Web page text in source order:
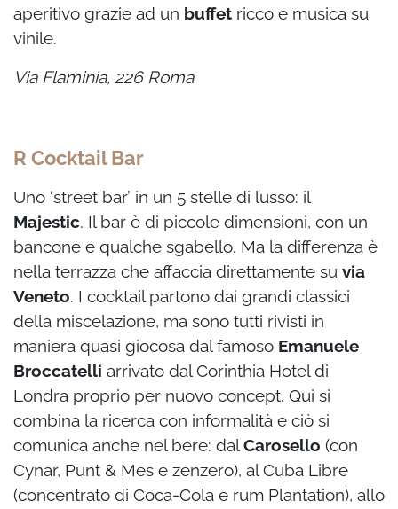
aperitivo grazie ad un buffet ricco e musica su
vinile.
Via Flaminia, 226 Roma
R Cocktail Bar
Uno ‘street bar’ in un 5 stelle di lusso: il
Majestic. Il bar è di piccole dimensioni, con un
bancone e qualche sgabello. Ma la differenza è
nella terrazza che affaccia direttamente su via
Veneto. I cocktail partono dai grandi classici
della miscelazione, ma sono tutti rivisti in
maniera quasi giocosa dal famoso Emanuele
Broccatelli arrivato dal Corinthia Hotel di
Londra proprio per nuovo concept. Qui si
combina la ricerca con informalità e ciò si
comunica anche nel bere: dalCarosello (con
Cynar, Punt & Mes e zenzero), al Cuba Libre
(concentrato di Coca-Cola e rum Plantation), allo